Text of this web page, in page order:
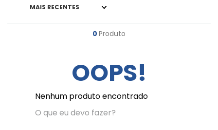
MAIS RECENTES
0 Produto
OOPS!
Nenhum produto encontrado
O que eu devo fazer?